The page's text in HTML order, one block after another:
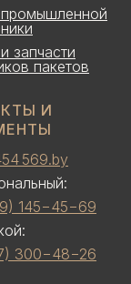
запчасти
пакетов
И
569.by
145−45−69
300−48−26